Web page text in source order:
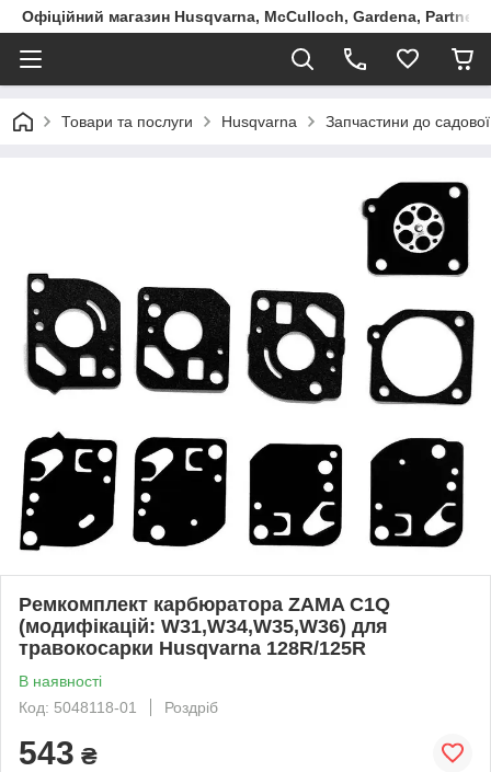
Офіційний магазин Husqvarna, McCulloch, Gardena, Partner
Товари та послуги Husqvarna Запчастини до
Ремкомплект карбюратора ZAMA C1Q
(модифікацій: W31,W34,W35,W36) для
травокосарки Husqvarna 128R/125R
В наявності
Код: 5048118-01
Роздріб
543 ₴